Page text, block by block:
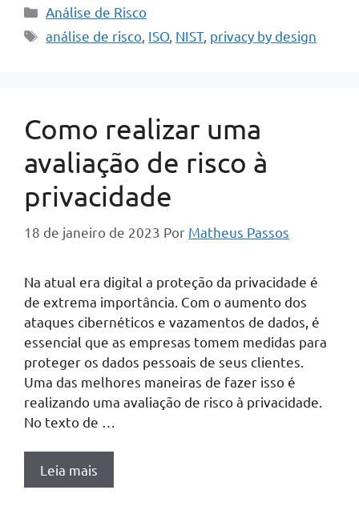
Categorias
Análise de Risco
Tags
análise de risco ISO, NIST, privacy by design
Como realizar uma
avaliação de risco à
privacidade
18 de janeiro de 2023 Por Matheus Passos
Na atual era digital a proteção da privacidade é
de extrema importância. Com o aumento dos
ataques cibernéticos e vazamentos de dados, é
essencial que as empresas tomem medidas para
proteger os dados pessoais de seus clientes.
Uma das melhores maneiras de fazer isso é
realizando uma avaliação de risco à privacidade.
No texto de …
Leia mais